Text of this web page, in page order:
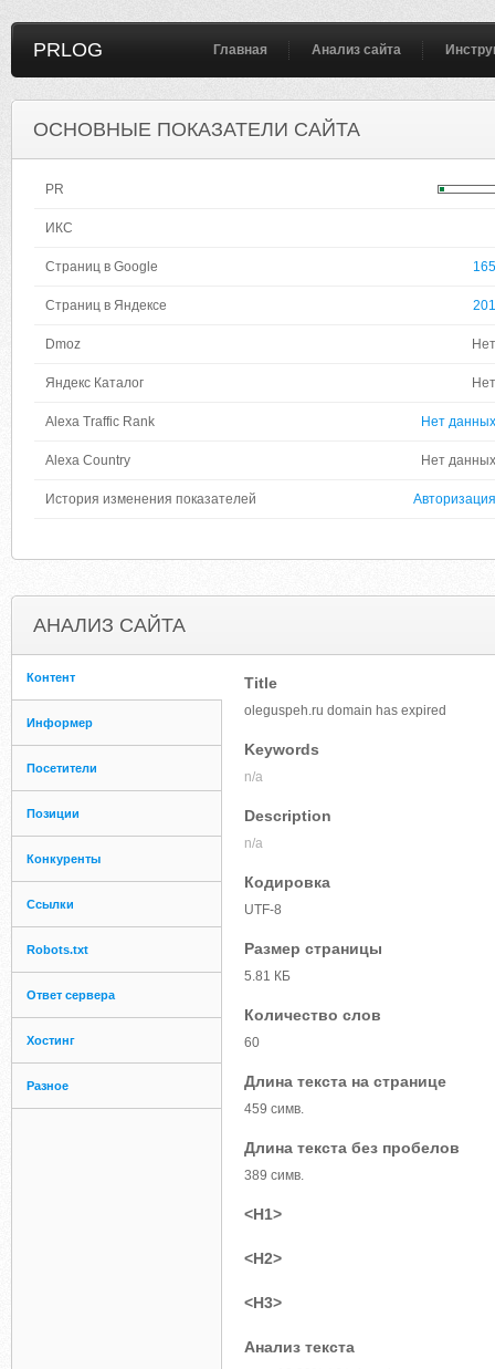
PRLOG Главная Анализ сайта
ОСНОВНЫЕ ПОКАЗАТЕЛИ САЙТА
PR
ИКС
Страниц в Google 165
Страниц в Яндексе 201
Dmoz Нет
Яндекс Каталог Нет
Alexa Traffic Rank Нет данных
Alexa Country Нет данных
История изменения показателей Авторизация
АНАЛИЗ САЙТА
Контент
Информер
Посетители
Позиции
Конкуренты
Ссылки
Robots.txt
Ответ сервера
Хостинг
Разное
Title
oleguspeh.ru domain has expired
Keywords
n/a
Description
n/a
Кодировка
UTF-8
Размер страницы
5.81 КБ
Количество слов
60
Длина текста на странице
459 симв.
Длина текста без пробелов
389 симв.
<H1>
<H2>
<H3>
Анализ текста